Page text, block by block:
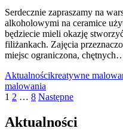
Serdecznie zapraszamy na
alkoholowymi na ceramice
będziecie mieli okazję
filiżankach. Zajęcia
miejsc ograniczona,
Aktualnościkreatywne
malowania
Stronicowanie
wpisów
1 2 … 8 Następne
Aktualności